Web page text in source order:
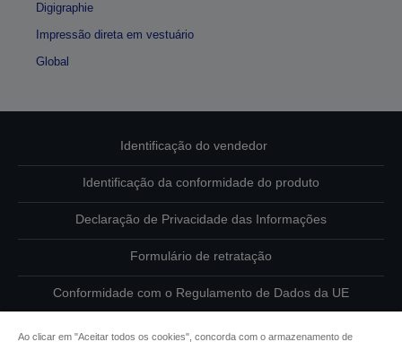
Digigraphie
Impressão direta em vestuário
Global
Identificação do vendedor
Identificação da conformidade do produto
Declaração de Privacidade das Informações
Formulário de retratação
Conformidade com o Regulamento de Dados da UE
Ao clicar em "Aceitar todos os cookies", concorda com o armazenamento de